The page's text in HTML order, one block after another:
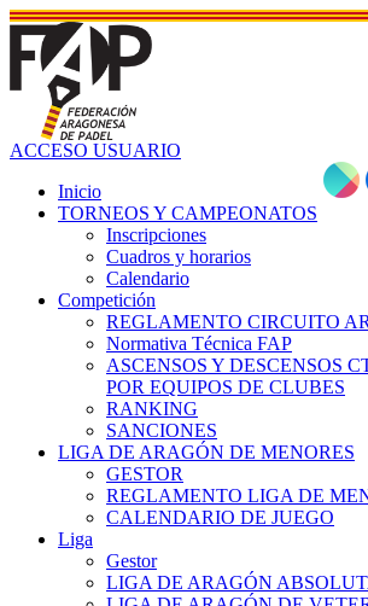
ACCESO USUARIO
Inicio
TORNEOS Y CAMPEONATOS
Inscripciones
Cuadros y horarios
Calendario
Competición
REGLAMENTO CIRCUITO
Normativa Técnica FAP
ASCENSOS Y DESCENSOS
POR EQUIPOS DE CLUBES
RANKING
SANCIONES
LIGA DE ARAGÓN DE MENORES
GESTOR
REGLAMENTO LIGA DE
CALENDARIO DE JUEGO
Liga
Gestor
LIGA DE ARAGÓN